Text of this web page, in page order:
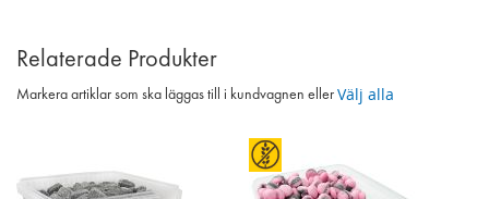
Relaterade Produkter
Markera artiklar som ska läggas till i kundvagnen eller Välj alla